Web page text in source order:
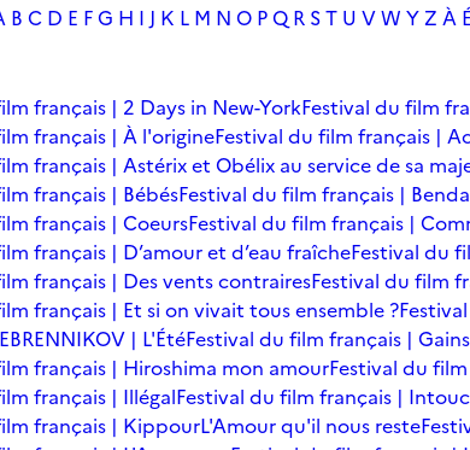
B C D E FG H I J K L M N O PQ R ST U VW YZ À É
français | 2 Days in New-YorkFestival du film
français | À l'origineFestival du film français |
français | Astérix et Obélix au service de sa
français | BébésFestival du film français |
français | CoeursFestival du film français |
français | D’amour et d’eau fraîcheFestival du
français | Des vents contrairesFestival du film
français | Et si on vivait tous ensemble ?
| L'ÉtéFestival du film français |
français | Hiroshima mon amourFestival du
français | IllégalFestival du film français |
français | KippourL'Amour qu'il nous reste